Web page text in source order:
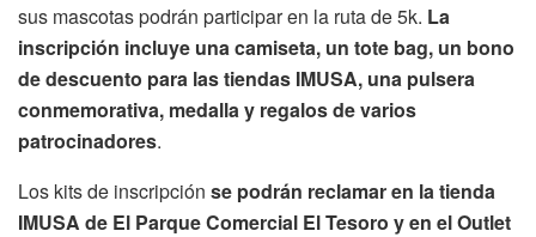
sus mascotas podrán participar en la ruta de 5k. La
inscripción incluye una camiseta, un tote bag, un bono
de descuento para las tiendas IMUSA, una pulsera
conmemorativa, medalla y regalos de varios
patrocinadores.
Los kits de inscripción se podrán reclamar en la tienda
IMUSA de El Parque Comercial El Tesoro y en el Outlet